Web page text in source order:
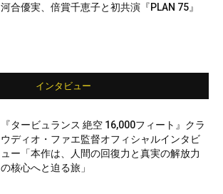
河合優実、倍賞千恵子と初共演『PLAN 75』
インタビュー
『タービュランス 絶空 16,000フィート』クラ
ウディオ・ファエ監督オフィシャルインタビ
ュー「本作は、人間の回復力と真実の解放力
の核心へと迫る旅」